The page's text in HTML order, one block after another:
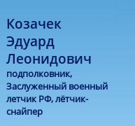
Козачек
Эдуард
Леонидович
подполковник,
Заслуженный военный
летчик РФ, лётчик-
снайпер